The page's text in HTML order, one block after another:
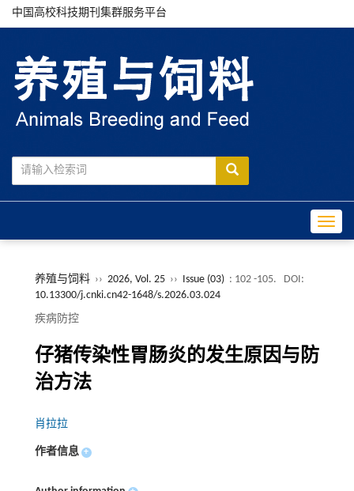
中国高校科技期刊集群服务平台
养殖与饲料 ›› 2026, Vol. 25 ›› Issue (03) : 102 -105.
DOI:
10.13300/j.cnki.cn42-1648/s.2026.03.024
疾病防控
仔猪传染性胃肠炎的发生原因与防
治方法
肖拉拉
作者信息 +